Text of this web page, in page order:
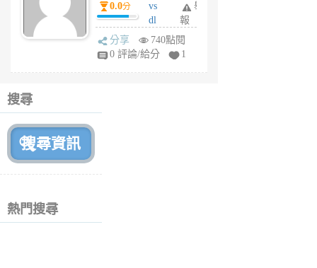
月
前
0.0分
vs
dl
sq
fy
舉
報
分享
740點閱
0 評論/給分
1
搜尋
熱門搜尋